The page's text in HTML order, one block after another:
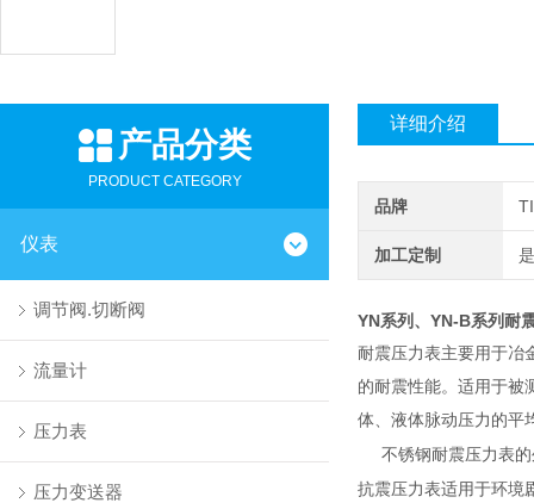
产品分类
PRODUCT CATEGORY
仪表
调节阀.切断阀
流量计
压力表
压力变送器
详细介绍
品牌
加工定制
YN系列、YN-B系列耐
耐震压力表主要用于冶
的耐震性能。适用于被
体、液体脉动压力的平
不锈钢耐震压力表
抗震压力表适用于环境